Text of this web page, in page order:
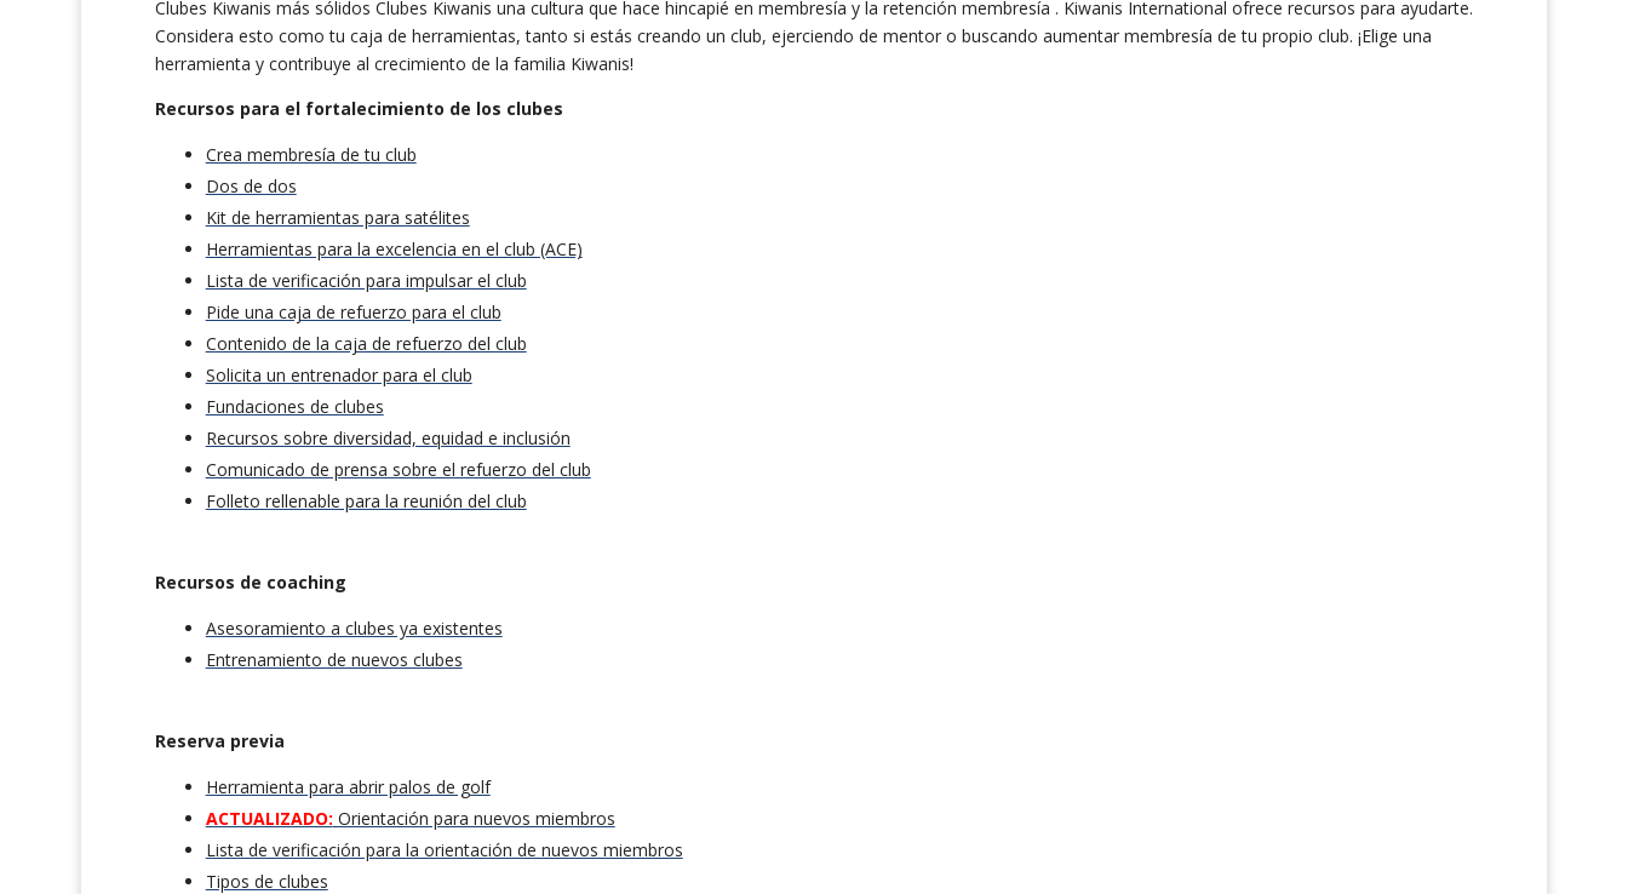
Clubes Kiwanis más sólidos Clubes Kiwanis una cultura que hace hincapié en membresía y la retención membresía . Kiwanis International ofrece recursos para ayudarte.
Considera esto como tu caja de herramientas, tanto si estás creando un club, ejerciendo de mentor o buscando aumentar membresía de tu propio club. ¡Elige una
herramienta y contribuye al crecimiento de la familia Kiwanis!
Recursos para el fortalecimiento de los clubes
Crea membresía de tu club
Dos de dos
Kit de herramientas para satélites
Herramientas para la excelencia en el club (ACE)
Lista de verificación para impulsar el club
Pide una caja de refuerzo para el club
Contenido de la caja de refuerzo del club
Solicita un entrenador para el club
Fundaciones de clubes
Recursos sobre diversidad, equidad e inclusión
Comunicado de prensa sobre el refuerzo del club
Folleto rellenable para la reunión del club
Recursos de coaching
Asesoramiento a clubes ya existentes
Entrenamiento de nuevos clubes
Reserva previa
Herramienta para abrir palos de golf
ACTUALIZADO: Orientación para nuevos miembros
Lista de verificación para la orientación de nuevos miembros
Tipos de clubes